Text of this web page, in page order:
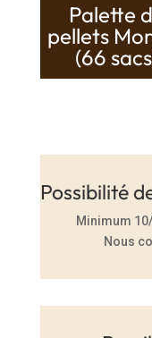
Palette
pellets
(66
Possibilité
Minimum
Nous